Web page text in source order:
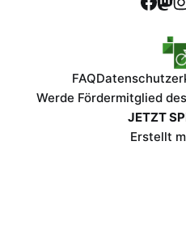
FAQ
Werde Fördermitglied
JETZT
Erstellt